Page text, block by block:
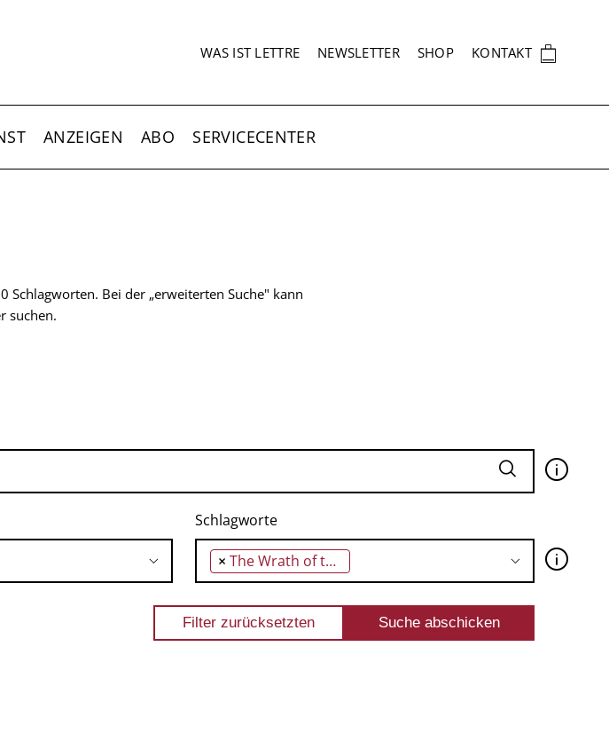
SEKUNDÄRNAVIGATION
WAS IST LETTRE NEWSLETTER SHOP KONTAKT 🛍
ANZEIGEN ABO SERVICECENTER
Bei der „erweiterten Suche" kann
suchen.
🛈
Schlagworte
× The Wrath of the Ancestors 🛈